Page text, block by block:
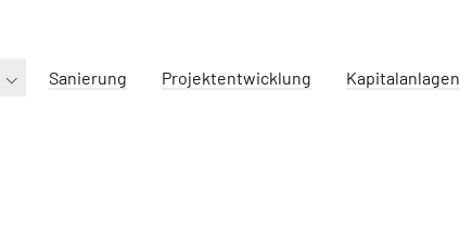
Sanierung Projektentwicklung Kapitalanlagen